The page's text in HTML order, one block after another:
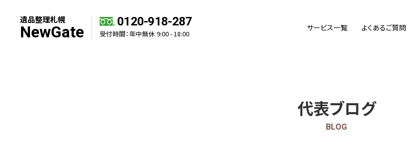
遺品整理札幌
NewGate
0120-918-287
受付時間：年中無休 9:00 - 18:00
サービス一覧 よくあるご質問
代表ブログ
BLOG